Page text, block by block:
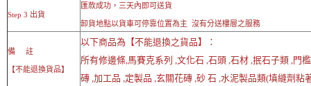
Step 3 出貨
匯款成功，三天內即可送貨
卸貨地點以貨車可停靠位置為主 沒有分送樓層之服務
備 註
【不能退換貨品】
以下商品為【不能退換之貨品】：
所有修邊條,馬賽克系列 ,文化石 ,石頭 ,石材 ,抿石子類 ,門
磚 ,加工品 ,定製品 ,玄關花磚 ,砂 石 ,水泥製品類(填縫劑粘